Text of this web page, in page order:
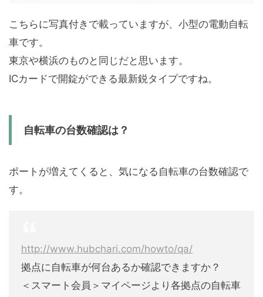
こちらに写真付きで載っていますが、小型の電動自転
車です。
東京や横浜のものと同じだと思います。
ICカードで開錠ができる最新鋭タイプですね。
自転車の台数確認は？
ポートが増えてくると、気になる自転車の台数確認で
す。
http://www.hubchari.com/howto/qa/
拠点に自転車が何台あるか確認できますか？
＜スマート会員＞マイページより各拠点の自転車